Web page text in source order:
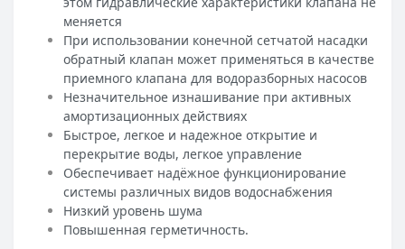
меняется
При использовании конечной сетчатой насадки
обратный клапан может применяться в качестве
приемного клапана для водоразборных насосов
Незначительное изнашивание при активных
амортизационных действиях
Быстрое, легкое и надежное открытие и
перекрытие воды, легкое управление
Обеспечивает надёжное функционирование
системы различных видов водоснабжения
Низкий уровень шума
Повышенная герметичность.